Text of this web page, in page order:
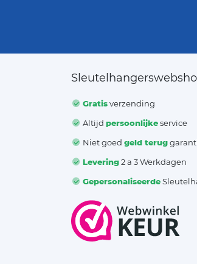
Gratisverzending
Altijdpersoonlijkeservice
Niet goedgeld terug
Levering2 a 3 Werkdagen
Gepersonaliseerde